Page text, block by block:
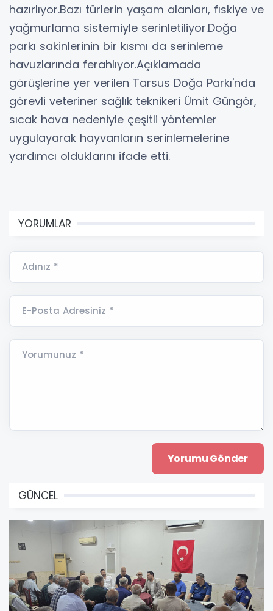
hazırlıyor.Bazı türlerin yaşam alanları, fıskiye ve
yağmurlama sistemiyle serinletiliyor.Doğa
parkı sakinlerinin bir kısmı da serinleme
havuzlarında ferahlıyor.Açıklamada
görüşlerine yer verilen Tarsus Doğa Parkı'nda
görevli veteriner sağlık teknikeri Ümit Güngör,
sıcak hava nedeniyle çeşitli yöntemler
uygulayarak hayvanların serinlemelerine
yardımcı olduklarını ifade etti.
YORUMLAR
Adınız *
E-Posta Adresiniz *
Yorumunuz *
GÜNCEL